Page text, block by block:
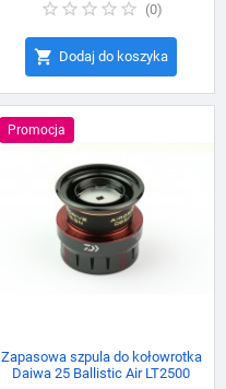
(0)
 Dodaj do koszyka
Promocja
Zapasowa szpula do kołowrotka
Daiwa 25 Ballistic Air LT2500